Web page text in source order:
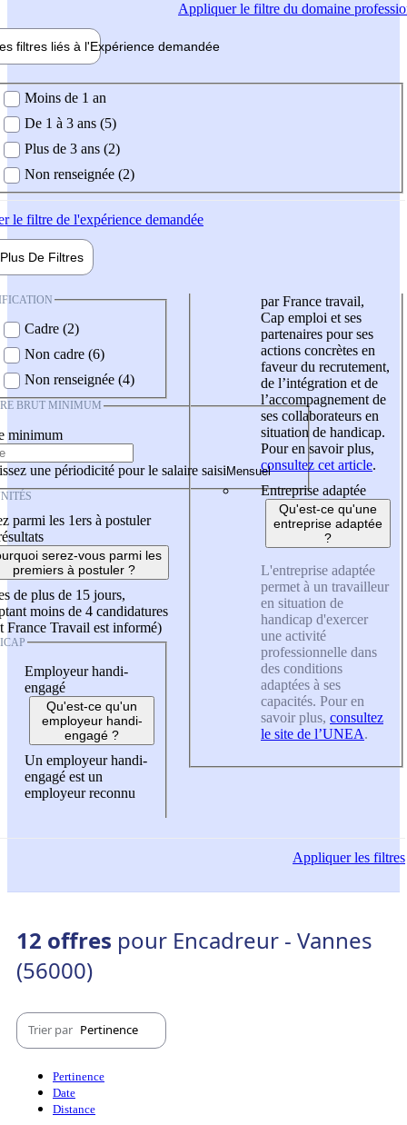
Appliquerle filtre du domaine
filtres liés à l'Expérience demandée
demandée
Moins de 1 an
De 1 à 3 ans (5)
Plus de 3 ans (2)
Non renseignée (2)
le filtre de l'expérience demandée
Plus De Filtres
Cadre (2)
Non cadre (6)
Non renseignée (4)
BRUT MINIMUM
minimum
une périodicité pour le salaire saisi
parmi les 1ers à postuler
serez-vous parmi les
premiers à postuler ?
de plus de 15 jours,
moins de 4 candidatures
France Travail est informé)
Employeur handi-
engagé
Qu'est-ce qu'un
employeur handi-
engagé ?
Un employeur handi-
engagé est un
employeur reconnu
par France travail,
Cap emploi et ses
partenaires pour ses
actions concrètes en
faveur du recrutement,
de l’intégration et de
l’accompagnement de
ses collaborateurs en
situation de handicap.
Pour en savoir plus,
consultez cet article.
Entreprise adaptée
Qu'est-ce qu'une
entreprise adaptée
?
L'entreprise adaptée
permet à un travailleur
en situation de
handicap d'exercer
une activité
professionnelle dans
des conditions
adaptées à ses
capacités. Pour en
savoir plus, consultez
le site de l’UNEA.
Appliquerles filtres
12 offres pour Encadreur - Vannes
(56000)
Trier par Pertinence
Pertinence
Date
Distance